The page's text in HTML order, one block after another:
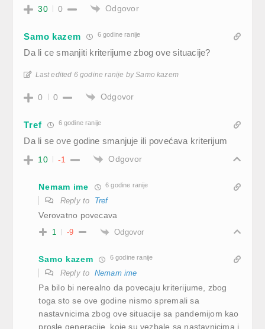
30 0 Odgovor
Samo kazem 6 godine ranije
Da li ce smanjiti kriterijume zbog ove situacije?
Last edited 6 godine ranije by Samo kazem
0 0 Odgovor
Tref 6 godine ranije
Da li se ove godine smanjuje ili povećava kriterijum
10 -1 Odgovor
Nemam ime 6 godine ranije
Reply to Tref
Verovatno povecava
1 -9 Odgovor
Samo kazem 6 godine ranije
Reply to Nemam ime
Pa bilo bi nerealno da povecaju kriterijume, zbog
toga sto se ove godine nismo spremali sa
nastavnicima zbog ove situacije sa pandemijom kao
prosle generacije, koje su vezbale sa nastavnicima i